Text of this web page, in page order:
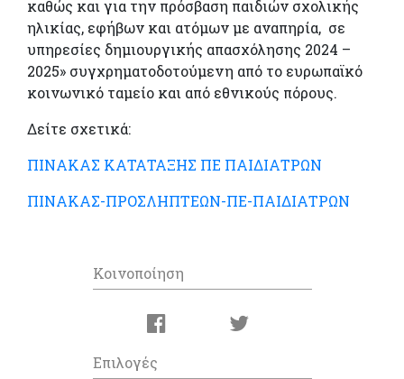
καθώς και για την πρόσβαση παιδιών σχολικής
ηλικίας, εφήβων και ατόμων με αναπηρία, σε
υπηρεσίες δημιουργικής απασχόλησης 2024 –
2025» συγχρηματοδοτούμενη από το ευρωπαϊκό
κοινωνικό ταμείο και από εθνικούς πόρους.
Δείτε σχετικά:
ΠΙΝΑΚΑΣ ΚΑΤΑΤΑΞΗΣ ΠΕ ΠΑΙΔΙΑΤΡΩΝ
ΠΙΝΑΚΑΣ-ΠΡΟΣΛΗΠΤΕΩΝ-ΠΕ-ΠΑΙΔΙΑΤΡΩΝ
Κοινοποίηση
Επιλογές